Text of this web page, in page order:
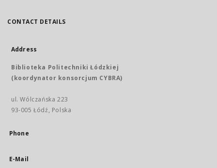
CONTACT DETAILS
Address
Biblioteka Politechniki Łódzkiej
(koordynator konsorcjum CYBRA)
ul. Wólczańska 223
93-005 Łódź, Polska
Phone
E-Mail